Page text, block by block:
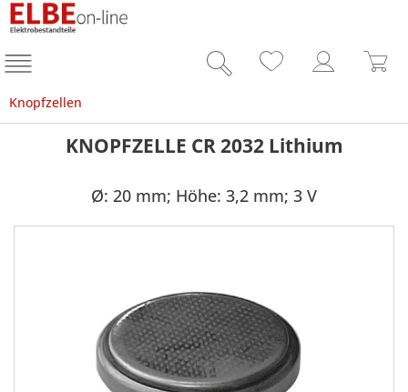
Knopfzellen
KNOPFZELLE CR 2032 Lithium
Ø: 20 mm; Höhe: 3,2 mm; 3 V